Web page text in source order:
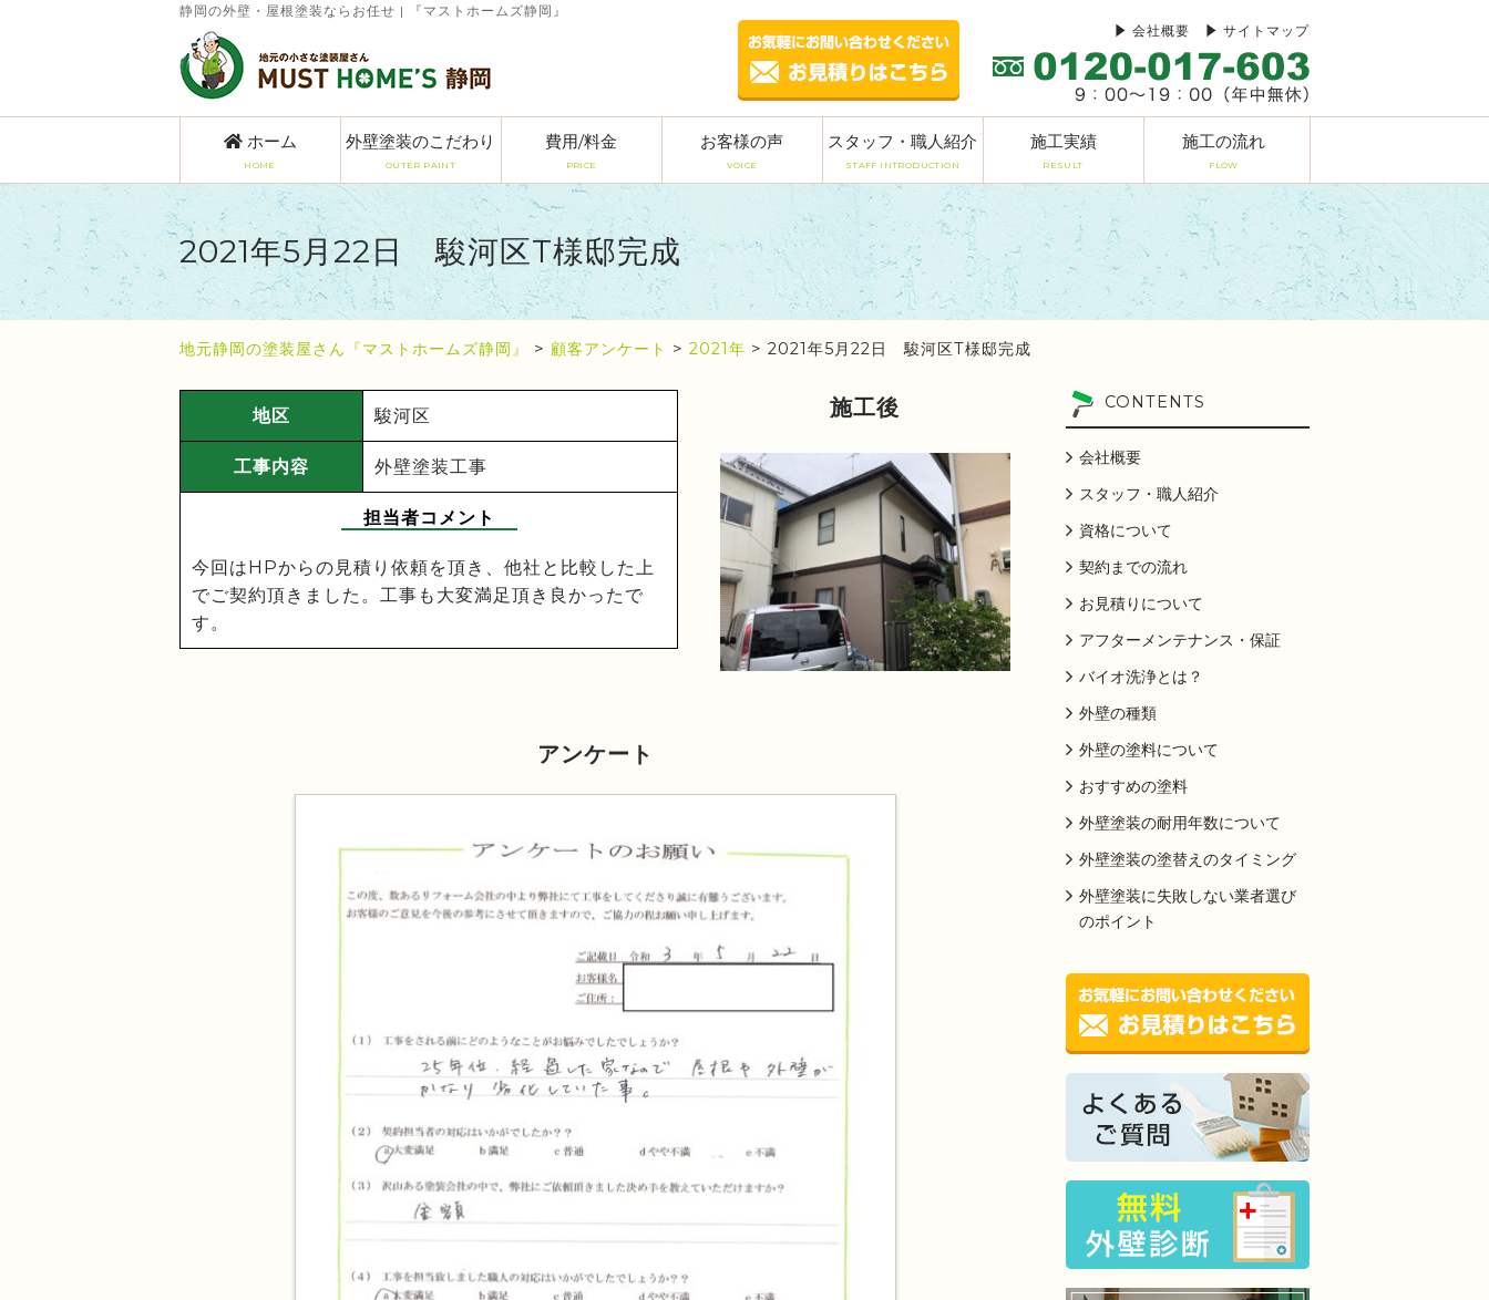
静岡の外壁・屋根塗装ならお任せ | 『マストホームズ静岡』
サイトマップ
会社概要
ホーム
HOME
外壁塗装のこだわり
OUTER PAINT
費用/料金
PRICE
お客様の声
VOICE
スタッフ・職人紹介
STAFF INTRODUCTION
施工実績
RESULT
施工の流れ
FLOW
2021年5月22日 駿河区T様邸完成
地元静岡の塗装屋さん『マストホームズ静岡』 > 顧客アンケート > 2021年 > 2021年5月22日 駿河区T様邸完成
地区 駿河区
工事内容 外壁塗装工事
担当者コメント
今回はHPからの見積り依頼を頂き、他社と比較した上
でご契約頂きました。工事も大変満足頂き良かったで
す。
施工後
アンケート
CONTENTS
会社概要
スタッフ・職人紹介
資格について
契約までの流れ
お見積りについて
アフターメンテナンス・保証
バイオ洗浄とは？
外壁の種類
外壁の塗料について
おすすめの塗料
外壁塗装の耐用年数について
外壁塗装の塗替えのタイミング
外壁塗装に失敗しない業者選び
のポイント